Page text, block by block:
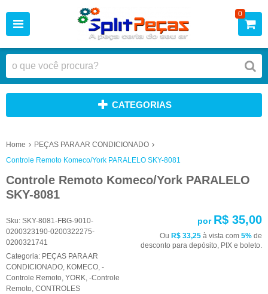
0
CATEGORIAS
Home
PEÇAS PARA AR CONDICIONADO
Controle Remoto Komeco/York PARALELO SKY-8081
Controle Remoto Komeco/York PARALELO
SKY-8081
Sku: SKY-8081-FBG-9010-
0200323190-0200322275-
0200321741
Categoria: PEÇAS PARA AR
CONDICIONADO KOMECO -
Controle Remoto YORK -Controle
Remoto CONTROLES
por R$ 35,00
Ou R$ 33,25 à vista com 5% de
desconto para depósito, PIX e boleto.